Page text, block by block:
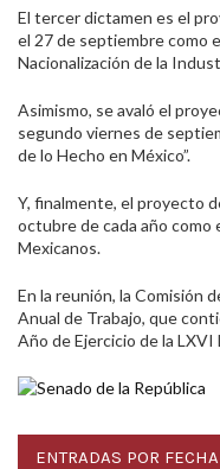
El tercer dictamen es el
el 27 de septiembre como
Nacionalización de la
Asimismo, se avaló el
segundo viernes de
de lo Hecho en México”.
Y, finalmente, el proyecto
octubre de cada año como
Mexicanos.
En la reunión, la Comisión
Anual de Trabajo, que
Año de Ejercicio de la LXVI
ENTRADAS POR FECHA